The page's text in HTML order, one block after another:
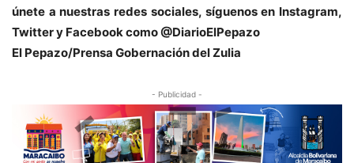
únete a nuestras redes sociales, síguenos en Instagram,
Twitter y Facebook como @DiarioElPepazo
El Pepazo/Prensa Gobernación del Zulia
- Publicidad -